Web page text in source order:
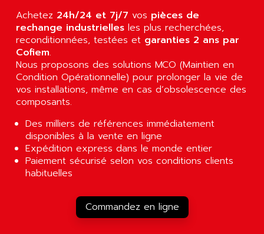
PROVIT 5000
S4-S4C
SIAX
FESTO ELECTRONIC
PCS095
TOUCHVIEW
RJ2
MULTI-SERVO
PCS
RECTIVAR
RECTIVAR 4 SERIE 641
CONTROLLOGIX
AG ASSOCIATES
AGASTAT
AGDE
AGE POWERBLOCK
AGETEM
AGI
AGIE
AGILENT
AGILENT TECHNOLOGIES
AGILER
AGTATAC
Achetez 24h/24 et 7j/7 vos pièces de
rechange industrielles les plus recherchées,
reconditionnées, testées et garanties 2 ans par
Cofiem.
Nous proposons des solutions MCO (Maintien en
Condition Opérationnelle) pour prolonger la vie de
vos installations, même en cas d’obsolescence des
composants.
Des milliers de références immédiatement
disponibles à la vente en ligne
Expédition express dans le monde entier
Paiement sécurisé selon vos conditions clients
habituelles
Commandez en ligne